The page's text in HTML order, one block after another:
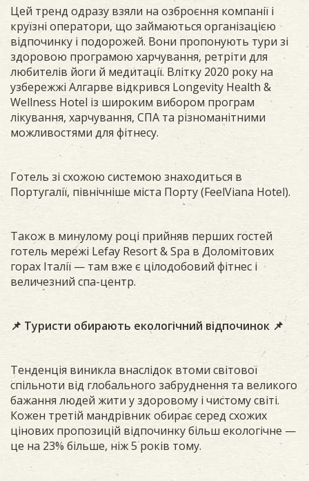
Цей тренд одразу взяли на озброєння компанії і
круїзні оператори, що займаються організацією
відпочинку і подорожей. Вони пропонують тури зі
здоровою програмою харчування, ретріти для
любителів йоги й медитації. Влітку 2020 року на
узбережжі Алгарве відкрився Longevity Health &
Wellness Hotel із широким вибором програм
лікування, харчування, СПА та різноманітними
можливостями для фітнесу.
Готель зі схожою системою знаходиться в
Португалії, північніше міста Порту (FeelViana Hotel).
Також в минулому році прийняв перших гостей
готель мережі Lefay Resort & Spa в Доломітових
горах Італії — там вже є цілодобовий фітнес і
величезний спа-центр.
📌 Туристи обирають екологічний відпочинок 📌
Тенденція виникла внаслідок втоми світової
спільноти від глобального забруднення та великого
бажання людей жити у здоровому і чистому світі.
Кожен третій мандрівник обирає серед схожих
цінових пропозицій відпочинку більш екологічне —
це на 23% більше, ніж 5 років тому.